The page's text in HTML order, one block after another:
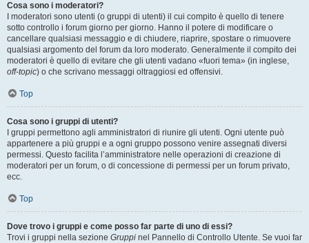
Cosa sono i moderatori?
I moderatori sono utenti (o gruppi di utenti) il cui compito è quello di tenere
sotto controllo i forum giorno per giorno. Hanno il potere di modificare o
cancellare qualsiasi messaggio e di chiudere, riaprire, spostare o rimuovere
qualsiasi argomento del forum da loro moderato. Generalmente il compito dei
moderatori è quello di evitare che gli utenti vadano «fuori tema» (in inglese,
off-topic) o che scrivano messaggi oltraggiosi ed offensivi.
Top
Cosa sono i gruppi di utenti?
I gruppi permettono agli amministratori di riunire gli utenti. Ogni utente può
appartenere a più gruppi e a ogni gruppo possono venire assegnati diversi
permessi. Questo facilita l’amministratore nelle operazioni di creazione di
moderatori per un forum, o di concessione di permessi per un forum privato,
ecc.
Top
Dove trovo i gruppi e come posso far parte di uno di essi?
Trovi i gruppi nella sezione Gruppi nel Pannello di Controllo Utente. Se vuoi far